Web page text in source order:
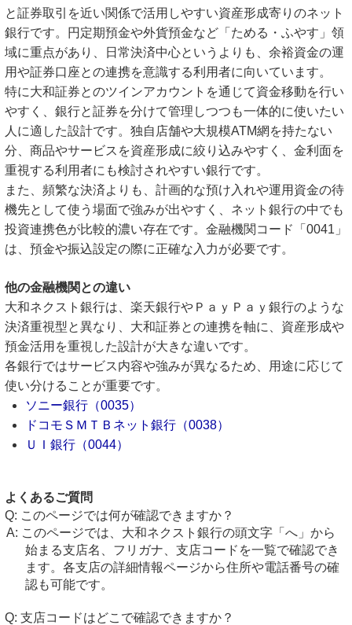
と証券取引を近い関係で活用しやすい資産形成寄りのネット
銀行です。円定期預金や外貨預金など「ためる・ふやす」領
域に重点があり、日常決済中心というよりも、余裕資金の運
用や証券口座との連携を意識する利用者に向いています。
特に大和証券とのツインアカウントを通じて資金移動を行い
やすく、銀行と証券を分けて管理しつつも一体的に使いたい
人に適した設計です。独自店舗や大規模ATM網を持たない
分、商品やサービスを資産形成に絞り込みやすく、金利面を
重視する利用者にも検討されやすい銀行です。
また、頻繁な決済よりも、計画的な預け入れや運用資金の待
機先として使う場面で強みが出やすく、ネット銀行の中でも
投資連携色が比較的濃い存在です。金融機関コード「0041」
は、預金や振込設定の際に正確な入力が必要です。
他の金融機関との違い
大和ネクスト銀行は、楽天銀行やＰａｙＰａｙ銀行のような
決済重視型と異なり、大和証券との連携を軸に、資産形成や
預金活用を重視した設計が大きな違いです。
各銀行ではサービス内容や強みが異なるため、用途に応じて
使い分けることが重要です。
ソニー銀行（0035）
ドコモＳＭＴＢネット銀行（0038）
ＵＩ銀行（0044）
よくあるご質問
このページでは何が確認できますか？
このページでは、大和ネクスト銀行の頭文字「へ」から
始まる支店名、フリガナ、支店コードを一覧で確認でき
ます。各支店の詳細情報ページから住所や電話番号の確
認も可能です。
支店コードはどこで確認できますか？